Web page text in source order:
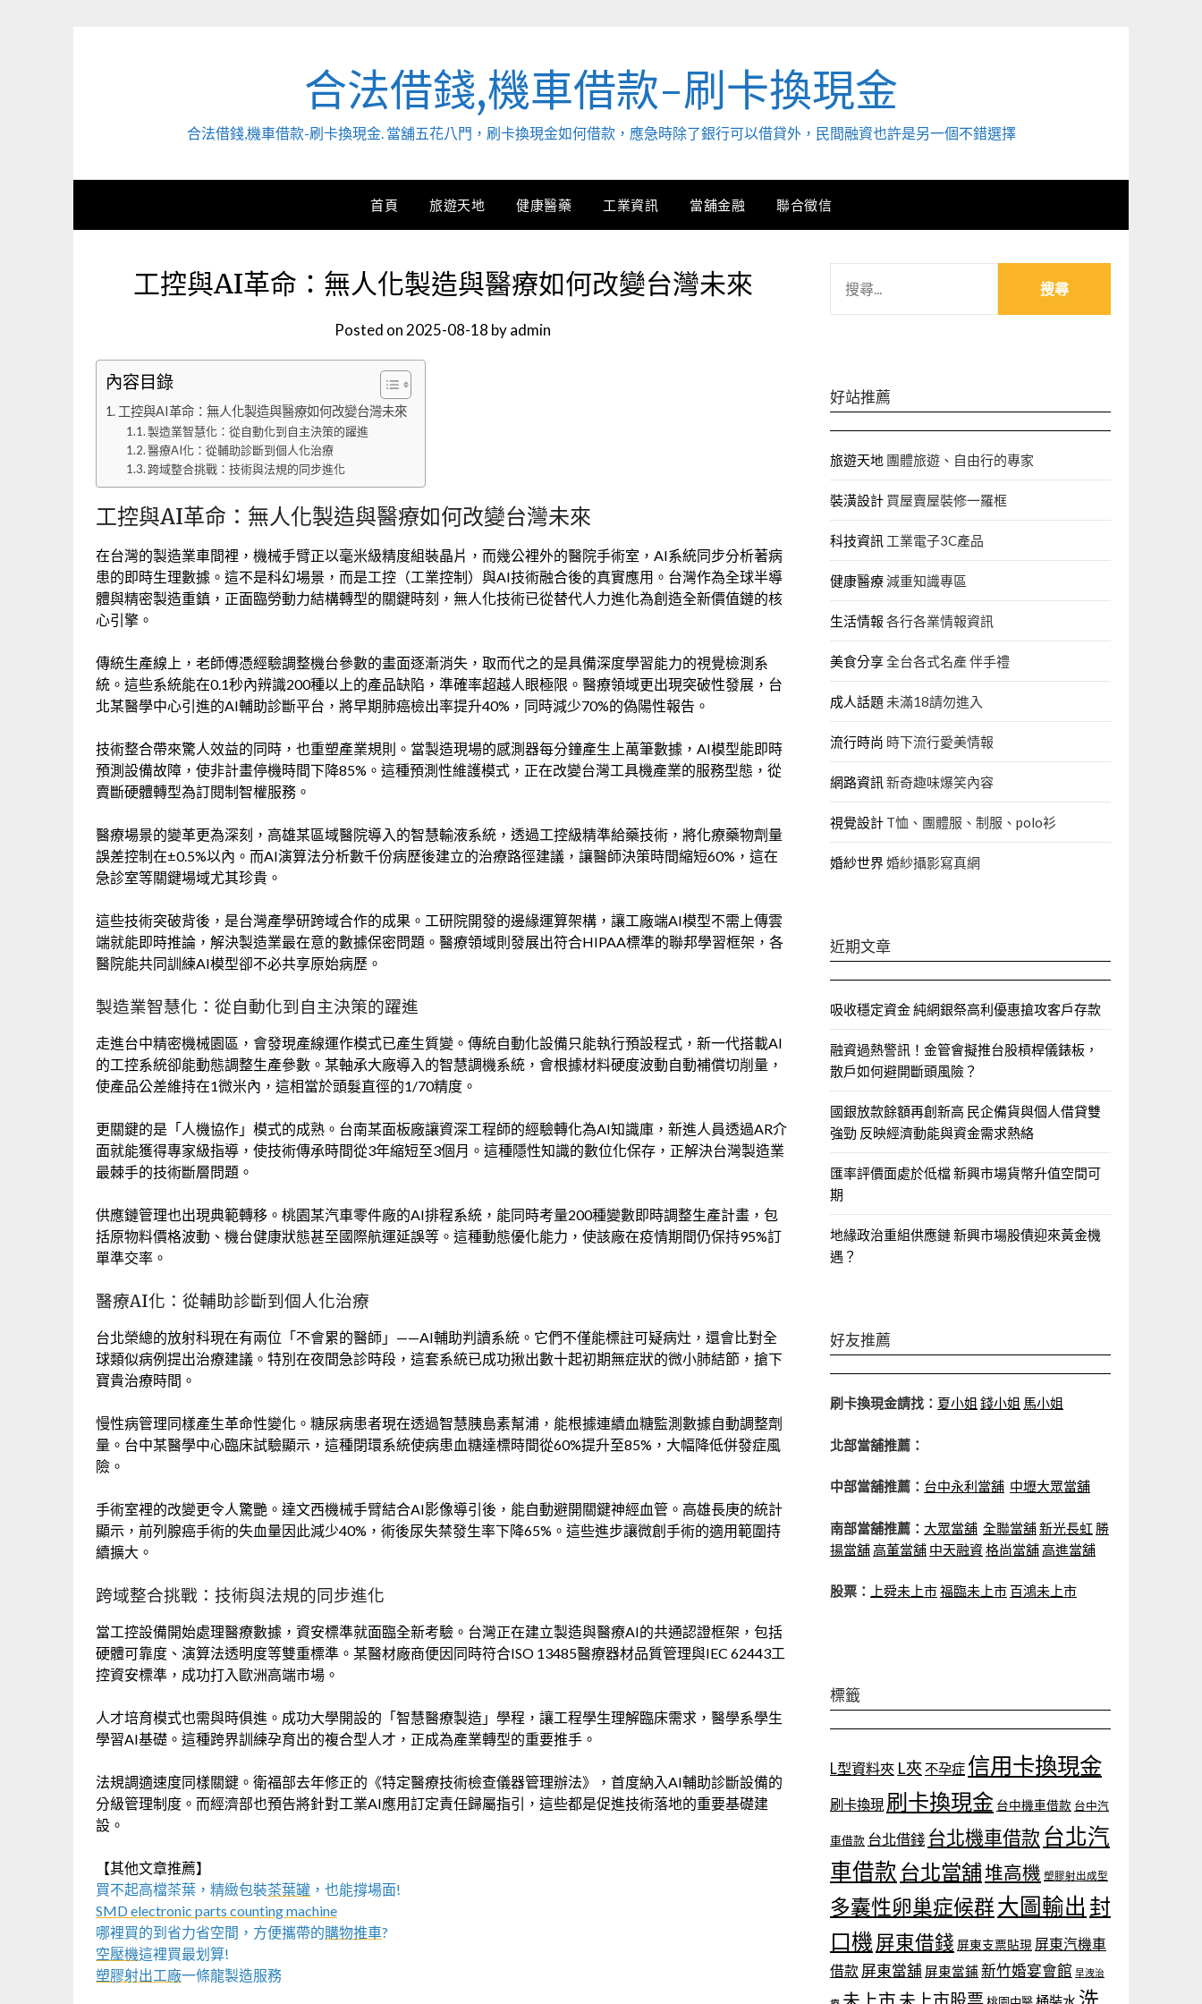
合法借錢,機車借款-刷卡換現金
合法借錢,機車借款-刷卡換現金. 當舖五花八門，刷卡換現金如何借款，應急時除了銀行可以借貸外，民間融資也許是另一個不錯選擇
首頁 旅遊天地 健康醫藥 工業資訊 當舖金融 聯合徵信
工控與AI革命：無人化製造與醫療如何改變台灣未來
Posted on 2025-08-18 byadmin
內容目錄
工控與AI革命：無人化製造與醫療如何改變台灣未來
製造業智慧化：從自動化到自主決策的躍進
醫療AI化：從輔助診斷到個人化治療
跨域整合挑戰：技術與法規的同步進化
工控與AI革命：無人化製造與醫療如何改變台灣未來
在台灣的製造業車間裡，機械手臂正以毫米級精度組裝晶片，而幾公裡外的醫院手術室，AI系統同步分析著病
患的即時生理數據。這不是科幻場景，而是工控（工業控制）與AI技術融合後的真實應用。台灣作為全球半導
體與精密製造重鎮，正面臨勞動力結構轉型的關鍵時刻，無人化技術已從替代人力進化為創造全新價值鏈的核
心引擎。
傳統生產線上，老師傅憑經驗調整機台參數的畫面逐漸消失，取而代之的是具備深度學習能力的視覺檢測系
統。這些系統能在0.1秒內辨識200種以上的產品缺陷，準確率超越人眼極限。醫療領域更出現突破性發展，台
北某醫學中心引進的AI輔助診斷平台，將早期肺癌檢出率提升40%，同時減少70%的偽陽性報告。
技術整合帶來驚人效益的同時，也重塑產業規則。當製造現場的感測器每分鐘產生上萬筆數據，AI模型能即時
預測設備故障，使非計畫停機時間下降85%。這種預測性維護模式，正在改變台灣工具機產業的服務型態，從
賣斷硬體轉型為訂閱制智權服務。
醫療場景的變革更為深刻，高雄某區域醫院導入的智慧輸液系統，透過工控級精準給藥技術，將化療藥物劑量
誤差控制在±0.5%以內。而AI演算法分析數千份病歷後建立的治療路徑建議，讓醫師決策時間縮短60%，這在
急診室等關鍵場域尤其珍貴。
這些技術突破背後，是台灣產學研跨域合作的成果。工研院開發的邊緣運算架構，讓工廠端AI模型不需上傳雲
端就能即時推論，解決製造業最在意的數據保密問題。醫療領域則發展出符合HIPAA標準的聯邦學習框架，各
醫院能共同訓練AI模型卻不必共享原始病歷。
製造業智慧化：從自動化到自主決策的躍進
走進台中精密機械園區，會發現產線運作模式已產生質變。傳統自動化設備只能執行預設程式，新一代搭載AI
的工控系統卻能動態調整生產參數。某軸承大廠導入的智慧調機系統，會根據材料硬度波動自動補償切削量，
使產品公差維持在1微米內，這相當於頭髮直徑的1/70精度。
更關鍵的是「人機協作」模式的成熟。台南某面板廠讓資深工程師的經驗轉化為AI知識庫，新進人員透過AR介
面就能獲得專家級指導，使技術傳承時間從3年縮短至3個月。這種隱性知識的數位化保存，正解決台灣製造業
最棘手的技術斷層問題。
供應鏈管理也出現典範轉移。桃園某汽車零件廠的AI排程系統，能同時考量200種變數即時調整生產計畫，包
括原物料價格波動、機台健康狀態甚至國際航運延誤等。這種動態優化能力，使該廠在疫情期間仍保持95%訂
單準交率。
醫療AI化：從輔助診斷到個人化治療
台北榮總的放射科現在有兩位「不會累的醫師」——AI輔助判讀系統。它們不僅能標註可疑病灶，還會比對全
球類似病例提出治療建議。特別在夜間急診時段，這套系統已成功揪出數十起初期無症狀的微小肺結節，搶下
寶貴治療時間。
慢性病管理同樣產生革命性變化。糖尿病患者現在透過智慧胰島素幫浦，能根據連續血糖監測數據自動調整劑
量。台中某醫學中心臨床試驗顯示，這種閉環系統使病患血糖達標時間從60%提升至85%，大幅降低併發症風
險。
手術室裡的改變更令人驚艷。達文西機械手臂結合AI影像導引後，能自動避開關鍵神經血管。高雄長庚的統計
顯示，前列腺癌手術的失血量因此減少40%，術後尿失禁發生率下降65%。這些進步讓微創手術的適用範圍持
續擴大。
跨域整合挑戰：技術與法規的同步進化
當工控設備開始處理醫療數據，資安標準就面臨全新考驗。台灣正在建立製造與醫療AI的共通認證框架，包括
硬體可靠度、演算法透明度等雙重標準。某醫材廠商便因同時符合ISO 13485醫療器材品質管理與IEC 62443工
控資安標準，成功打入歐洲高端市場。
人才培育模式也需與時俱進。成功大學開設的「智慧醫療製造」學程，讓工程學生理解臨床需求，醫學系學生
學習AI基礎。這種跨界訓練孕育出的複合型人才，正成為產業轉型的重要推手。
法規調適速度同樣關鍵。衛福部去年修正的《特定醫療技術檢查儀器管理辦法》，首度納入AI輔助診斷設備的
分級管理制度。而經濟部也預告將針對工業AI應用訂定責任歸屬指引，這些都是促進技術落地的重要基礎建
設。
【其他文章推薦】
買不起高檔茶葉，精緻包裝茶葉罐 ，也能撐場面!
SMD electronic parts counting machine
哪裡買的到省力省空間，方便攜帶的購物推車?
空壓機這裡買最划算!
塑膠射出工廠一條龍製造服務
關
好站推薦
旅遊天地 團體旅遊、自由行的專家‎
裝潢設計 買屋賣屋裝修一羅框
科技資訊 工業電子3C產品
健康醫療減重知識專區
生活情報 各行各業情報資訊
美食分享全台各式名產 伴手禮
成人話題 未滿18請勿進入
流行時尚 時下流行愛美情報
網路資訊 新奇趣味爆笑內容
視覺設計 T恤、團體服、制服、polo衫
婚紗世界婚紗攝影寫真網
近期文章
吸收穩定資金 純網銀祭高利優惠搶攻客戶存款
融資過熱警訊！金管會擬推台股槓桿儀錶板，
散戶如何避開斷頭風險？
國銀放款餘額再創新高 民企備貨與個人借貸雙
強勁 反映經濟動能與資金需求熱絡
匯率評價面處於低檔 新興市場貨幣升值空間可
期
地緣政治重組供應鏈 新興市場股債迎來黃金機
遇？
好友推薦
刷卡換現金請找： 夏小姐 錢小姐 馬小姐
北部當舖推薦：
中部當舖推薦： 台中永利當舖 中壢大眾當舖
南部當舖推薦： 大眾當舖 全聯當舖新光長虹 勝
揚當舖高董當舖 中天融資格尚當舖高進當舖
股票： 上舜未上市福臨未上市 百鴻未上市
標籤
L型資料夾 L夾 不孕症 信用卡換現金
刷卡換現 刷卡換現金 台中機車借款 台中汽
車借款 台北借錢 台北機車借款 台北汽
車借款 台北當舖堆高機 塑膠射出成型
多囊性卵巢症候群大圖輸出 封
口機 屏東借錢 屏東支票貼現 屏東汽機車
借款 屏東當舖 屏東當鋪 新竹婚宴會館 早洩治
未上市 未上市股票 洗